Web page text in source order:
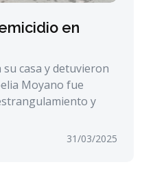
en
casa y detuvieron
Moyano fue
y
31/03/2025